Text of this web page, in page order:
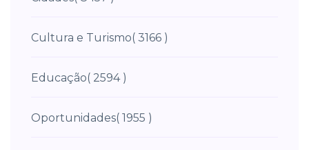
Cultura e Turismo( 3166 )
Educação( 2594 )
Oportunidades( 1955 )